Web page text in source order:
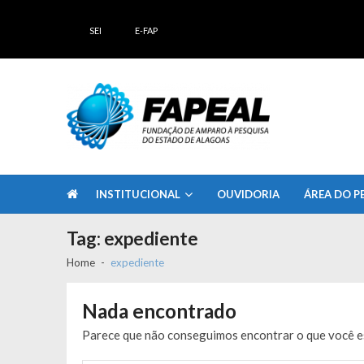
SEI E-FAP
INSTITUCIONAL OUVIDORIA ÁREA DO
Tag: expediente
Home expediente
Nada encontrado
Parece que não conseguimos encontrar o que você